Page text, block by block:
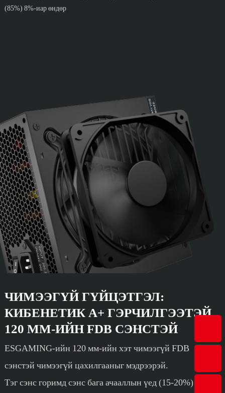
(85%) 8%-иар өндөр
ЧИМЭЭГҮЙ ГҮЙЦЭТГЭЛ:
КИБЕНЕТИК А+ ГЭРЧИЛГЭЭТЭЙ
120 ММ-ИЙН FDB СЭНСТЭЙ
ESGAMING-ийн 120 мм-ийн хэт чимээгүй FDB
сэнстэй чимээгүй цахилгааныг мэдрээрэй.
Тэг сэнс горимд сэнс бага ачааллын үед (15-20%)